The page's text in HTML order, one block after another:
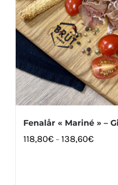
Fenalår « Mariné » –
118,80€ – 138,60€